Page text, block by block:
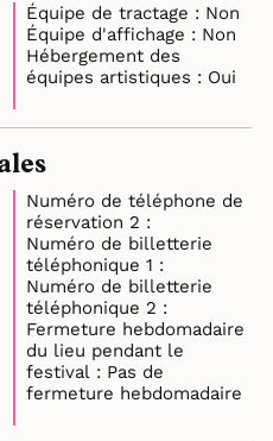
Équipe de tractage : Non
Équipe d'affichage : Non
Hébergement des
équipes artistiques : Oui
Numéro de téléphone de
réservation 2 :
Numéro de billetterie
téléphonique 1 :
Numéro de billetterie
téléphonique 2 :
Fermeture hebdomadaire
du lieu pendant le
festival : Pas de
fermeture hebdomadaire